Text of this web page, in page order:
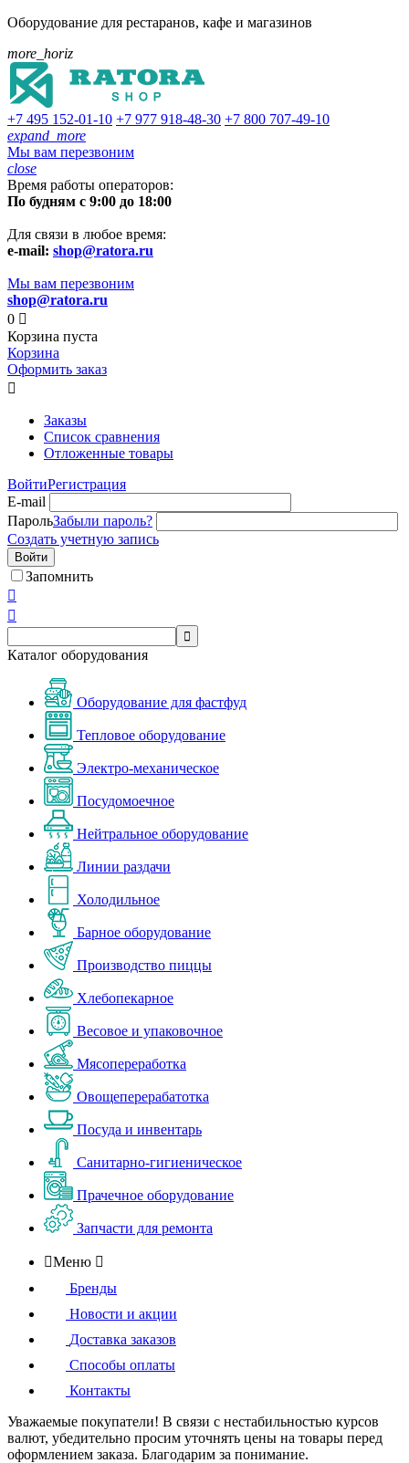
Оборудование для рестаранов, кафе и магазинов
more_horiz
+7 495 152-01-10 +7 977 918-48-30 +7 800 707-49-10
expand_more
Мы вам перезвоним
close
Время работы операторов:
По будням с 9:00 до 18:00
Для связи в любое время:
e-mail: shop@ratora.ru
Мы вам перезвоним
shop@ratora.ru
0 
Корзина пуста
Корзина
Оформить заказ

Заказы
Список сравнения
Отложенные товары
ВойтиРегистрация
E-mail
ПарольЗабыли пароль?
Создать учетную запись
Войти
Запомнить



Каталог оборудования
Оборудование для фастфуд
Тепловое оборудование
Электро-механическое
Посудомоечное
Нейтральное оборудование
Линии раздачи
Холодильное
Барное оборудование
Производство пиццы
Хлебопекарное
Весовое и упаковочное
Мясопереработка
Овощеперерабатотка
Посуда и инвентарь
Санитарно-гигиеническое
Прачечное оборудование
Запчасти для ремонта
Меню 
Бренды
Новости и акции
Доставка заказов
Способы оплаты
Контакты
Уважаемые покупатели! В связи с нестабильностью курсов
валют, убедительно просим уточнять цены на товары перед
оформлением заказа. Благодарим за понимание.